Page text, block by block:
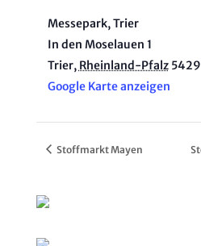
Messepark, Trier
In den Moselauen 1
Trier, Rheinland-Pfalz
Google Karte anzeigen
Stoffmarkt Mayen